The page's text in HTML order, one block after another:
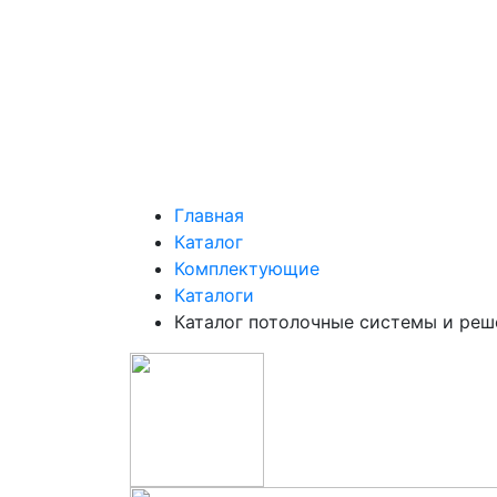
Главная
Каталог
Комплектующие
Каталоги
Каталог потолочные системы и